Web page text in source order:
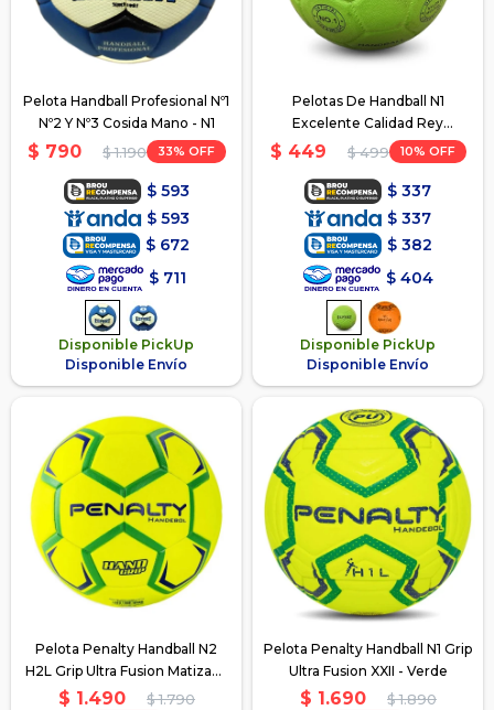
Pelota Handball Profesional Nº1
Nº2 Y Nº3 Cosida Mano - N1
$ 790 $ 1.190 33
$ 593
$ 593
$ 672
$ 711
Disponible PickUp
Disponible Envío
Pelotas De Handball N1
Excelente Calidad Rey
Entretenimiento - Verde
$ 449 $ 499 10
$ 337
$ 337
$ 382
$ 404
Disponible PickUp
Disponible Envío
Pelota Penalty Handball N2
H2L Grip Ultra Fusion Matizada
- H2L
$ 1.490 $ 1.790
Pelota Penalty Handball N1 Grip
Ultra Fusion XXII - Verde
$ 1.690 $ 1.890